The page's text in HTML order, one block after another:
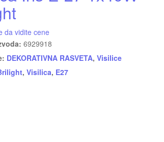
da vidite cene
6929918
DEKORATIVNA RASVETA, Visilice
, Visilica, E27